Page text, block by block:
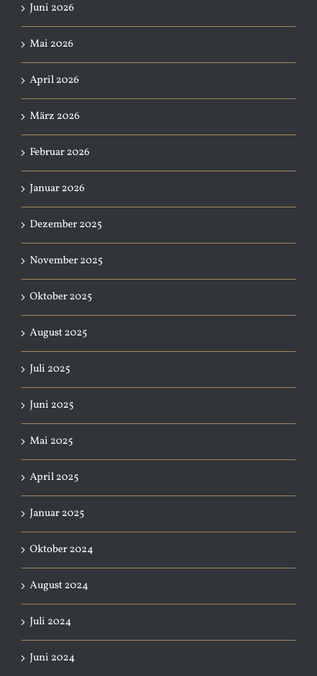
Juni 2026
Mai 2026
April 2026
März 2026
Februar 2026
Januar 2026
Dezember 2025
November 2025
Oktober 2025
August 2025
Juli 2025
Juni 2025
Mai 2025
April 2025
Januar 2025
Oktober 2024
August 2024
Juli 2024
Juni 2024